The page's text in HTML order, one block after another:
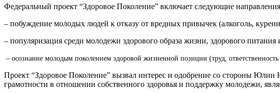
Федеральный проект “Здоровое Поколение” включает следующие
– побуждение молодых людей к отказу от вредных привычек (алкоголь,
– популяризация среди молодежи здорового образа жизни, здорового питания
– осознание молодым поколением здоровой жизненной позиции (труд,
Проект “Здоровое Поколение” вызвал интерес и одобрение со стороны
грамотности в отношении собственного здоровья и поддержку молодежи,